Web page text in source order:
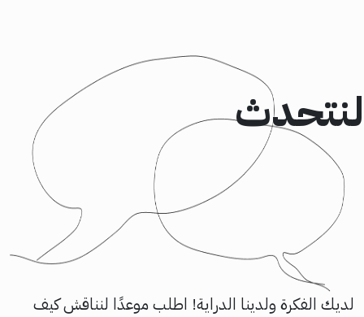
لنتحدث
لديك الفكرة ولدينا الدراية! اطلب موعدًا لنناقش كيف